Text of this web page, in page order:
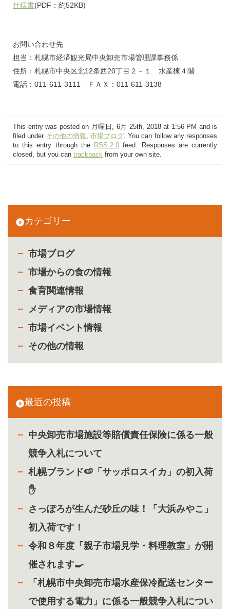
カテゴリー
市場ブログ
市場からの食の情報
食育関連情報
メディアの市場情報
市場イベント情報
その他の情報
最近の投稿
中央卸売市場施設等賠償責任保険に係る一般
競争入札について
札幌ブランド🍉「サッポロスイカ」の初入荷
✋
さっぽろが生んだ砂丘の味！「大浜みやこ」
初入荷です！
令和８年度「親子市場見学・料理教室」が開
催されます🍳
「札幌市中央卸売市場水産保冷配送センター
で使用する電力」に係る一般競争入札につい
仕様書(PDF：約52KB)
お問い合わせ先
担当：札幌市経済観光局中央卸売市場管理課事務係
住所：札幌市中央区北12条西20丁目２－１ 水産棟４階
電話：011-611-3111 ＦＡＸ：011-611-3138
This entry was posted on 月曜日, 6月 25th, 2018 at 1:56 PM and is
filed under その他の情報, 市場ブログ. You can follow any responses
to this entry through the
RSS 2.0 feed. Responses are currently
closed, but you can trackback from your own site.